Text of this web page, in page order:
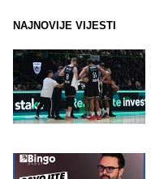
NAJNOVIJE VIJESTI